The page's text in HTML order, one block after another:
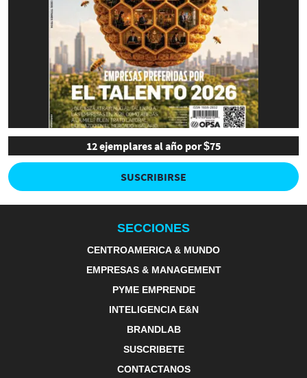
12 ejemplares al año por $75
SUSCRIBIRSE
SECCIONES
CENTROAMERICA & MUNDO
EMPRESAS & MANAGEMENT
PYME EMPRENDE
INTELIGENCIA E&N
BRANDLAB
SUSCRIBETE
CONTACTANOS